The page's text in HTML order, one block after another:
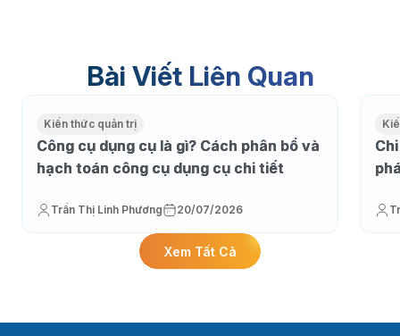
Bài Viết Liên Quan
Kiến thức quản trị
Công cụ dụng cụ là gì? Cách phân bổ và
hạch toán công cụ dụng cụ chi tiết
Trần Thị Linh Phương 20/07/2026
Xem Tất Cả